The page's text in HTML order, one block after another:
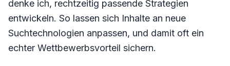
denke ich, rechtzeitig passende Strategien
entwickeln. So lassen sich Inhalte an neue
Suchtechnologien anpassen, und damit oft ein
echter Wettbewerbsvorteil sichern.